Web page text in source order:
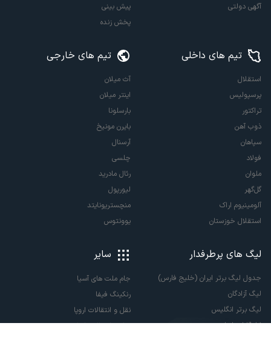
آگهی دولتی
پیش بینی
پخش زنده
تیم های داخلی
استقلال
پرسپولیس
تراکتور
ذوب آهن
سپاهان
فولاد
ملوان
گل‌گهر
آلومینیوم اراک
استقلال خوزستان
تیم های خارجی
آث میلان
اینتر میلان
بارسلونا
بایرن مونیخ
آرسنال
چلسی
رئال مادرید
لیورپول
منچستریونایتد
یوونتوس
لیگ های پرطرفدار
جدول لیگ برتر ایران (خلیج فارس)
لیگ آزادگان
لیگ برتر انگلیس
لالیگا اسپانیا
سایر
جام ملت های آسیا
رنکینگ فیفا
نقل و انتقالات اروپا
نقل و انتقالات ایران